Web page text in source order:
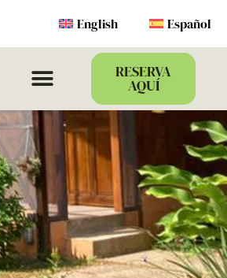
English Español
RESERVA
AQUÍ